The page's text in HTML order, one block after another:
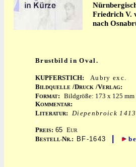
Friedrich V.
nach
Brustbild in Oval.
KUPFERSTICH:
Aubry exc.
BILDQUELLE /DRUCK /VERLAG:
FORMAT: Bildgröße: 173 x 125
KOMMENTAR:
LITERATUR: Diepenbroick
x
PREIS: 65 EUR
BESTELL-NR.: BF-1643 |